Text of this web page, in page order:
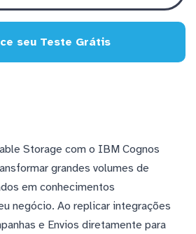
seu Teste Grátis
Storage com o IBM Cognos
grandes volumes de
em conhecimentos
negócio. Ao replicar integrações
e Envios diretamente para